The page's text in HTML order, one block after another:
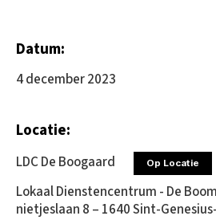
Datum:
4 december 2023
Locatie:
LDC De Boogaard Op Locatie
Lokaal Dienstencentrum - De
nietjeslaan 8 – 1640 Sint-